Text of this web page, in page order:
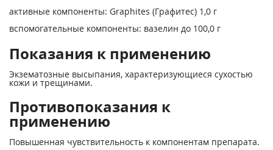
активные компоненты: Graphites (Графитес) 1,0 г
вспомогательные компоненты: вазелин до 100,0 г
Показания к применению
Экзематозные высыпания, характеризующиеся сухостью
кожи и трещинами.
Противопоказания к
применению
Повышенная чувствительность к компонентам препарата.